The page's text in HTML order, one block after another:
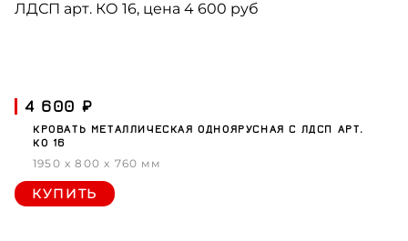
4 600 ₽
КРОВАТЬ МЕТАЛЛИЧЕСКАЯ ОДНОЯРУСНАЯ С ЛДСП АРТ.
КО 16
1950 x 800 x 760 мм
КУПИТЬ